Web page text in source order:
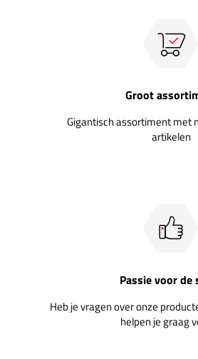
Groot
Gigantisch assortiment met
artikelen
Passie voor de
Heb je vragen over onze
helpen je graag